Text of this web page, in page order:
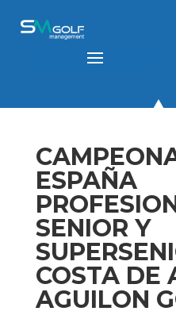
ESPAÑA
SENIOR Y
COSTA DE
AGUILON